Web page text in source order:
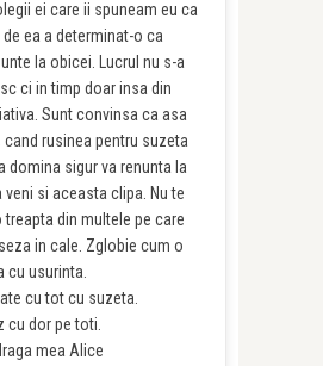
ei care ii spuneam eu ca
ea a determinat-o ca
la obicei. Lucrul nu s-a
ci in timp doar insa din
Sunt convinsa ca asa
cand rusinea pentru suzeta
domina sigur va renunta la
veni si aceasta clipa. Nu te
din multele pe care
in cale. Zglobie cum o
cu usurinta.
cu tot cu suzeta.
cu dor pe toti.
mea Alice